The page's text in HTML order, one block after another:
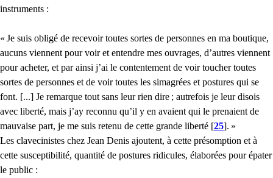
instruments :
« Je suis obligé de recevoir toutes sortes de personnes en ma boutique,
aucuns viennent pour voir et entendre mes ouvrages, d’autres viennent
pour acheter, et par ainsi j’ai le contentement de voir toucher toutes
sortes de personnes et de voir toutes les simagrées et postures qui se
font. [...] Je remarque tout sans leur rien dire ; autrefois je leur disois
avec liberté, mais j’ay reconnu qu’il y en avaient qui le prenaient de
mauvaise part, je me suis retenu de cette grande liberté [25]. »
Les clavecinistes chez Jean Denis ajoutent, à cette présomption et à
cette susceptibilité, quantité de postures ridicules, élaborées pour épater
le public :